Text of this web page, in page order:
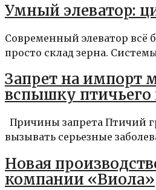
Умный элеватор:
Современный элеватор всё
просто склад зерна.
Запрет на импорт
вспышку птичьего
Причины запрета Птичий
вызывать серьезные
Новая
компании «Виола»